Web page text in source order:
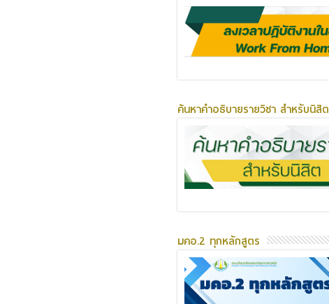
ค้นหาคำอธิบายรายวิชา สำหรับนิสิต
มคอ.2 ทุกหลักสูตร